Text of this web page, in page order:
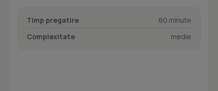
Timp pregatire
60 minute
Complexitate
medie